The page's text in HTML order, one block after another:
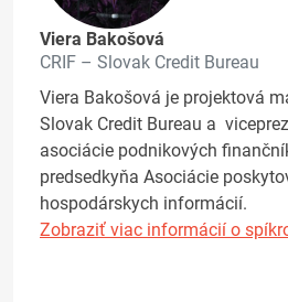
Viera Bakošová
CRIF – Slovak Credit Bureau
Viera Bakošová je projektová
Slovak Credit Bureau a
asociácie podnikových
predsedkyňa Asociácie
hospodárskych informácií.
Zobraziť viac informácií o